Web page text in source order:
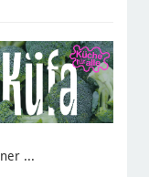
...